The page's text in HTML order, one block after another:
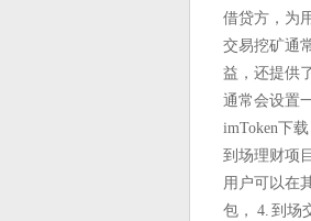
借贷方，为
交易挖矿通
益，还提供
通常会设置
imToken下
到场理财项
用户可以在
包， 4. 到场